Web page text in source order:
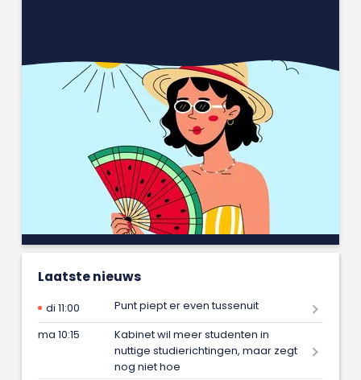
Laatste nieuws
di 11:00
Punt piept er even tussenuit
ma 10:15
Kabinet wil meer studenten in
nuttige studierichtingen, maar zegt
nog niet hoe